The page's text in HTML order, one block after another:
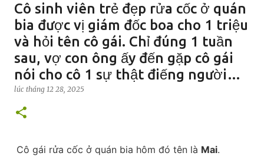
Cô sinh viên trẻ đẹp rửa cốc ở quán
bia được vị giám đốc boa cho 1 triệu
và hỏi tên cô gái. Chỉ đúng 1 tuần
sau, vợ con ông ấy đến gặp cô gái
nói cho cô 1 sự thật điếng người…
lúc tháng 12 28, 2025
Cô gái rửa cốc ở quán bia hôm đó tên là Mai.